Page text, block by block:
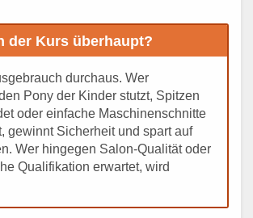
der Kurs überhaupt?
durchaus. Wer
Pony der Kinder stutzt, Spitzen
oder einfache Maschinenschnitte
gewinnt Sicherheit und spart auf
Wer hingegen Salon-Qualität oder
Qualifikation erwartet, wird